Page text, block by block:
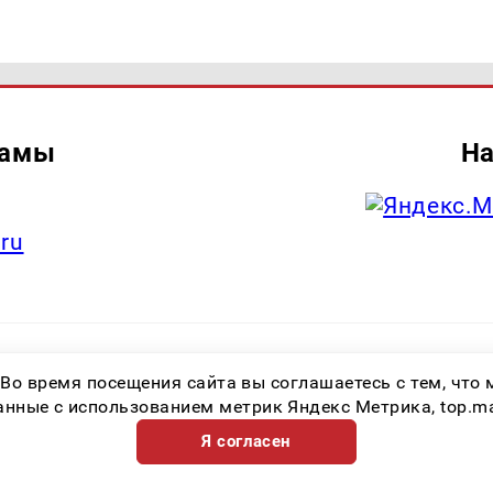
информационной продукции: 16+ Зарегистрировавший орган:
коммуникаций (Роскомнадзор) Регистрационный номер СМИ ЭЛ № ФС
время посещения сайта вы соглашаетесь с тем,
с использованием метрик Яндекс Метрика,
Я согласен